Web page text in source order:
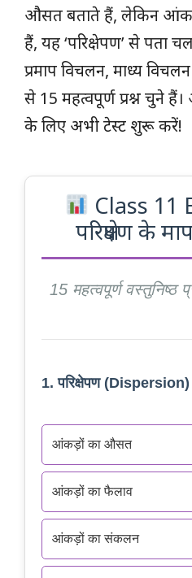
औसत बताते हैं, लेकिन
हैं, यह ‘परिक्षेपण’ से पता
प्रमाप विचलन, माध्य
से 15 महत्वपूर्ण प्रश्न चुने
के लिए अभी टेस्ट शुरू करें!
Class 11
परिक्षेपण के
15 महत्वपूर्ण
1. परिक्षेपण (Dispersion)
आंकड़ों का औसत
आंकड़ों का फैलाव
आंकड़ों का संकलन